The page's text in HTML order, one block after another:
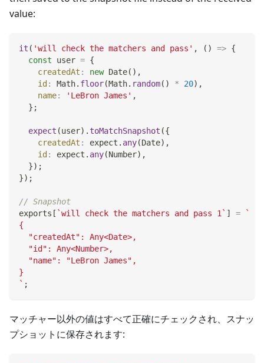
value:
it ( 'will check the matchers and pass' , ( ) => {
const user = {
createdAt : new Date( ) ,
id: Math. floor(Math. random( ) * 20) ,
name: 'LeBron James' ,
} ;
expect (user) . toMatchSnapshot ({
createdAt : expect . any(Date) ,
id: expect . any(Number) ,
}) ;
}) ;
// Snapshot
exports [ `will check the matchers and pass 1 ` ] =
`
{
  "createdAt": Any<Date>,
  "id": Any<Number>,
  "name": "LeBron James",
}
` ;
マッチャー以外の値はすべて正確にチェックされ、スナッ
プショットに保存されます: